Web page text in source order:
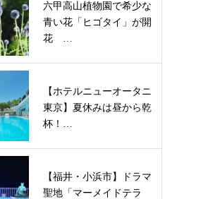
六甲高山植物園で希少な
青い花「ヒゴタイ」が開
花 …
【ホテルニューオータニ
東京】夏休みは昼から乾
杯！…
【福井・小浜市】ドラマ
聖地「マーメイドテラ